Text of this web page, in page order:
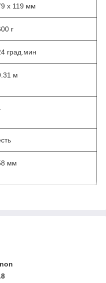
x 119 мм
г
град.мин
м
мм